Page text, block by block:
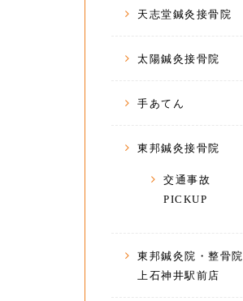
天志堂鍼灸接骨院
太陽鍼灸接骨院
手あてん
東邦鍼灸接骨院
交通事故
PICKUP
東邦鍼灸院・整骨院
上石神井駅前店